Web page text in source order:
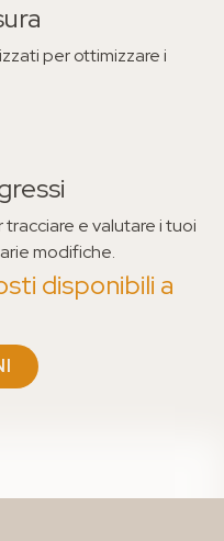
per ottimizzare i
e valutare i tuoi
modifiche.
disponibili a